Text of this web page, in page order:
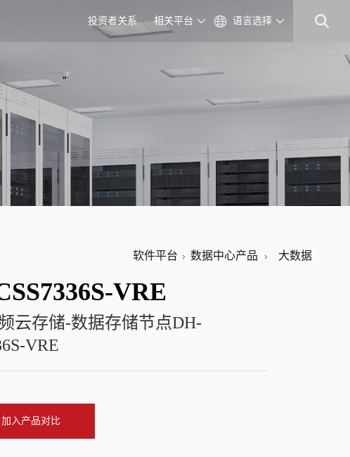
语言选择
相关平台
投资者关系
软件平台 数据中心产品 大数据
VRE
云存储-数据存储节点DH-
VRE
加入产品对比